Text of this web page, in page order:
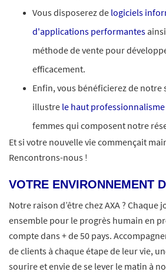
Vous disposerez de logiciels
d'applications performantes
méthode de vente pour
efficacement.
Enfin, vous bénéficierez de
illustre le haut professionnalisme
femmes qui composent notre
Et si votre nouvelle vie commençait
Rencontrons-nous !
VOTRE ENVIRONNEMENT
Notre raison d’être chez AXA ? Chaque
ensemble pour le progrès humain en
compte dans + de 50 pays.
de clients à chaque étape de leur vie,
sourire et envie de se lever le matin à